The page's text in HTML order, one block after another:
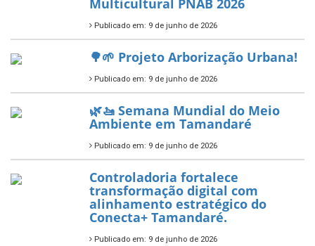
Tamandaré conquista Selo
Diamante do Sebrae pelo
segundo ano consecutivo e
reafirma excelência no apoio ao
empreendedorismo.
Publicado em: 10 de junho de 2026
Prefeitura de Tamandaré busca
novos investimentos para
fortalecer a saúde pública do
município.
Publicado em: 10 de junho de 2026
Prefeitura de Tamandaré abre
inscrições para o Festival
Multicultural PNAB 2026